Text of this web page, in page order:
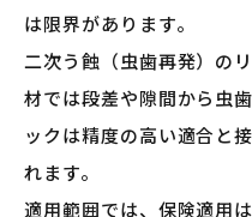
は限界があります。
二次う蝕（虫歯再発）の
材では段差や隙間から虫
ックは精度の高い適合と
れます。
適用範囲では、保険適用